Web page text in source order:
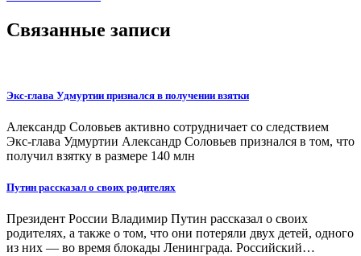
Связанные записи
Экс-глава Удмуртии признался в получении взятки
Александр Соловьев активно сотрудничает со следствием
Экс-глава Удмуртии Александр Соловьев признался в том, что
получил взятку в размере 140 млн
Путин рассказал о своих родителях
Президент России Владимир Путин рассказал о своих
родителях, а также о том, что они потеряли двух детей, одного
из них — во время блокады Ленинграда. Российский…